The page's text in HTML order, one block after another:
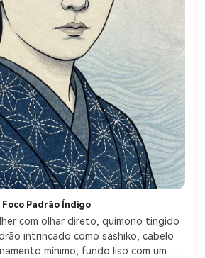
Foco Padrão Índigo
com olhar direto, quimono tingido
intrincado como sashiko, cabelo
mínimo, fundo liso com um